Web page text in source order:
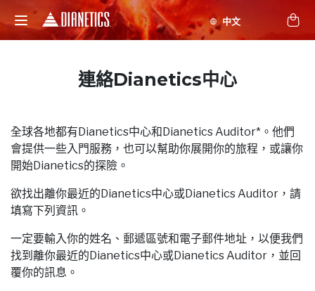
連絡Dianetics中心
全球各地都有Dianetics中心和Dianetics Auditor*。他們
會提供一些入門服務，也可以幫助你展開你的旅程，或讓你
開始Dianetics的探險。
欲找出離你最近的Dianetics中心或Dianetics Auditor，請
填寫下列資訊。
一定要輸入你的姓名、郵遞區號和電子郵件地址，以便我們
找到離你最近的Dianetics中心或Dianetics Auditor，並回
覆你的訊息。